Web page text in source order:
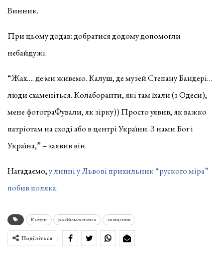
Винник.
При цьому додав: добратися додому допомогли
небайдужі.
“Жах…. де ми живемо. Калуш, де музей Степану Бандері…
люди схаменіться. Колаборанти, які там їхали (з Одеси),
мене фотограФували, як зірку)) Просто уявив, як важко
патріотам на сході або в центрі України. З нами Бог і
Україна,” – заявив він.
Нагадаємо,у липні у Львові прихильник “руского міра”
побив поляка.
Калуш російська попса священик
Поділіться